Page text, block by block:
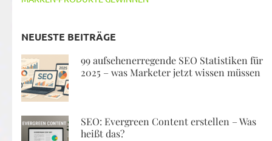
NEUESTE BEITRÄGE
99 aufsehenerregende SEO Statistiken für
2025 – was Marketer jetzt wissen müssen
SEO: Evergreen Content erstellen – Was
heißt das?